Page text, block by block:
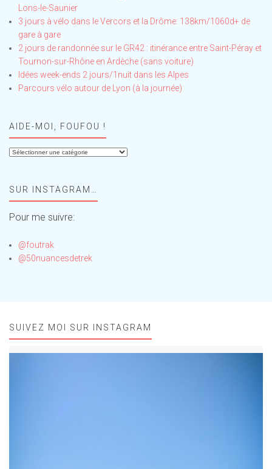
Lons-le-Saunier
3 jours à vélo dans le Vercors et la Drôme: 138km/1060d+ de
gare à gare
2 jours de randonnée sur le GR42 : itinérance entre Saint-Péray et
Tournon-sur-Rhône en Ardèche (sans voiture)
Idées week-ends 2 jours/1nuit dans les Alpes
Parcours vélo autour de Lyon (à la journée)
AIDE-MOI, FOUFOU !
Aide-
!SUR INSTAGRAM…
Pour me suivre:
@foutrak
@50nuancesdetrek
SUIVEZ MOI SUR INSTAGRAM